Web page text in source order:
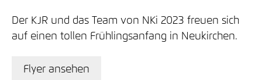
Der KJR und das Team von NKi 2023 freuen sich
auf einen tollen Frühlingsanfang in Neukirchen.
Flyer ansehen